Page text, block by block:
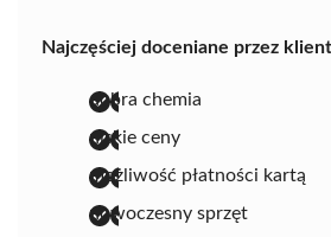
Najczęściej doceniane przez
dobra chemia
niskie ceny
możliwość płatności kartą
nowoczesny sprzęt